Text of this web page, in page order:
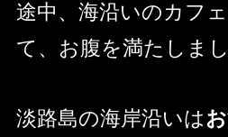
途中、海沿いのカフ
て、お腹を満たしまし
淡路島の海岸沿いは